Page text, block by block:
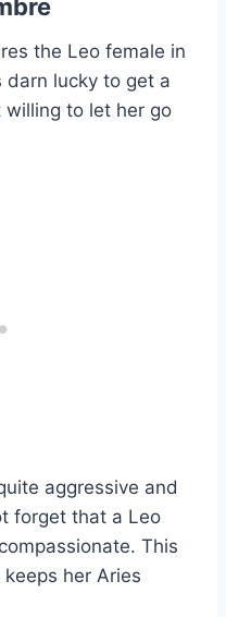
the Leo female in
darn lucky to get a
willing to let her go
aggressive and
forget that a Leo
This
her Aries